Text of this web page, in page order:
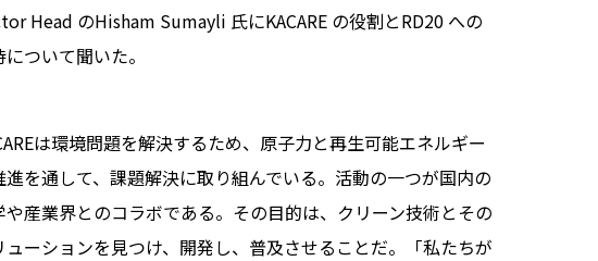
Head のHisham Sumayli 氏にKACARE の役割とRD20 への
ついて聞いた。
は環境問題を解決するため、原子力と再生可能エネルギー
進を通して、課題解決に取り組んでいる。活動の一つが国内の
や産業界とのコラボである。その目的は、クリーン技術とその
ューションを見つけ、開発し、普及させることだ。「私たちが